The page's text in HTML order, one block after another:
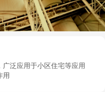
泛应用于小区住宅等应用
用